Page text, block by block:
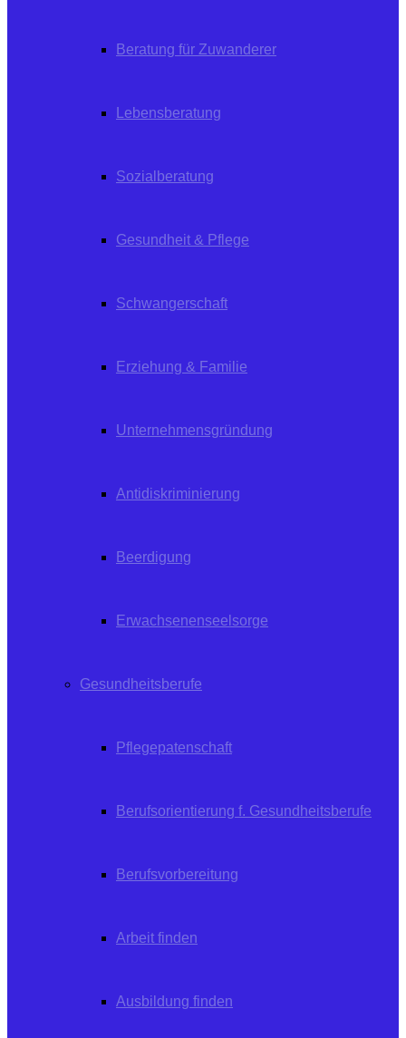
Beratung für Zuwanderer
Lebensberatung
Sozialberatung
Gesundheit & Pflege
Schwangerschaft
Erziehung & Familie
Unternehmensgründung
Antidiskriminierung
Beerdigung
Erwachsenenseelsorge
Gesundheitsberufe
Pflegepatenschaft
Berufsorientierung f. Gesundheitsberufe
Berufsvorbereitung
Arbeit finden
Ausbildung finden